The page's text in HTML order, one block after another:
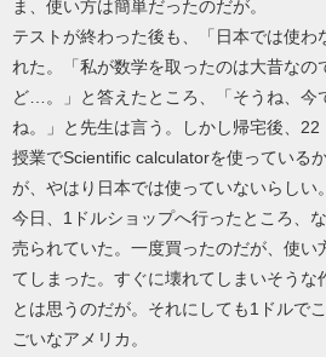
ま、使い方は簡単だったのだが。
テストが終わった後も、「日本では使わ
れた。「私が数学を取ったのは大昔なの
ど…。」と答えたところ、「そうね、今
ね。」と先生は言う。しかし帰宅後、
授業でScientific calculatorを使っている
が、やはり日本では使っていないらしい。
今日、1ドルショップへ行ったところ、
売られていた。一度買ったのだが、使い
てしまった。すぐに壊れてしまいそうな
とは思うのだが。それにしても1ドルで
ごいなアメリカ。